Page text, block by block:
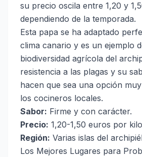
su precio oscila entre 1,20 y
dependiendo de la temporada.
Esta papa se ha adaptado
clima canario y es un ejemplo
biodiversidad agrícola del
resistencia a las plagas y su
hacen que sea una opción
los cocineros locales.
Sabor: Firme y con carácter.
Precio: 1,20-1,50 euros por
Región: Varias islas del
Los Mejores Lugares para